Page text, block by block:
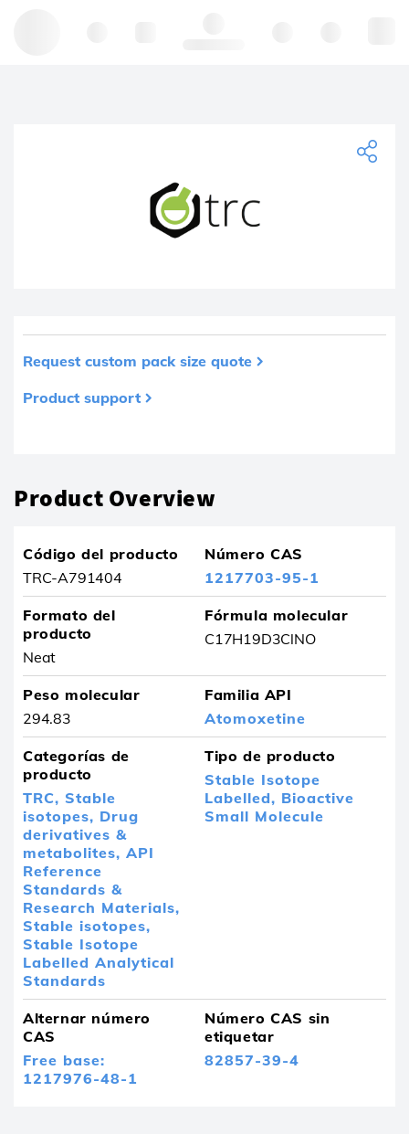
Request custom pack size quote
Product support
Product Overview
Código del producto
TRC-A791404
Número CAS
1217703-95-1
Formato del
producto
Neat
Fórmula molecular
C17H19D3ClNO
Peso molecular
294.83
Familia API
Atomoxetine
Categorías de
producto
TRC, Stable
isotopes, Drug
derivatives &
metabolites, API
Reference
Standards &
Research Materials,
Stable isotopes,
Stable Isotope
Labelled Analytical
Standards
Tipo de producto
Stable Isotope
Labelled, Bioactive
Small Molecule
Alternar número
CAS
Free base:
1217976-48-1
Número CAS sin
etiquetar
82857-39-4